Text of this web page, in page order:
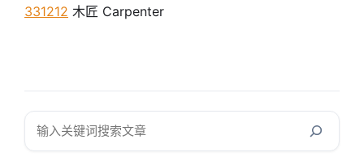
331212 木匠 Carpenter
搜